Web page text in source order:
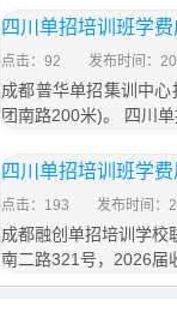
四川单招培训班学
点击：92 发布时间：
成都普华单招集训中
团南路200米)。 四川
四川单招培训班学
点击：193 发布时间：
成都融创单招培训学校
南二路321号，2026届